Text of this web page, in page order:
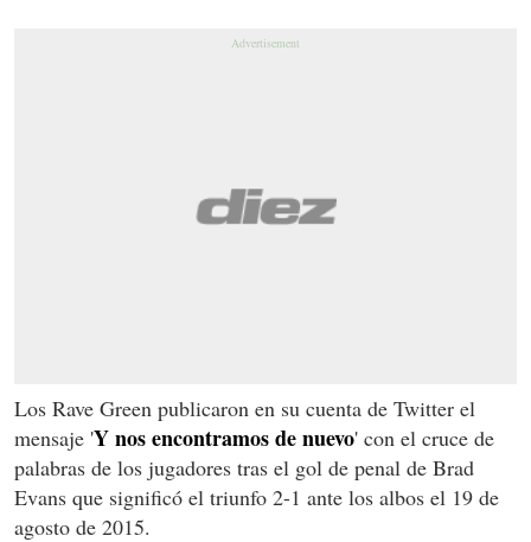
Los Rave Green publicaron en su cuenta de Twitter el
mensaje 'Y nos encontramos de nuevo' con el cruce de
palabras de los jugadores tras el gol de penal de Brad
Evans que significó el triunfo 2-1 ante los albos el 19 de
agosto de 2015.